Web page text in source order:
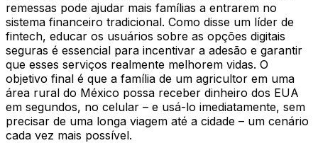
remessas pode ajudar mais famílias a entrarem no
sistema financeiro tradicional. Como disse um líder de
fintech, educar os usuários sobre as opções digitais
seguras é essencial para incentivar a adesão e garantir
que esses serviços realmente melhorem vidas. O
objetivo final é que a família de um agricultor em uma
área rural do México possa receber dinheiro dos EUA
em segundos, no celular – e usá-lo imediatamente, sem
precisar de uma longa viagem até a cidade – um cenário
cada vez mais possível.